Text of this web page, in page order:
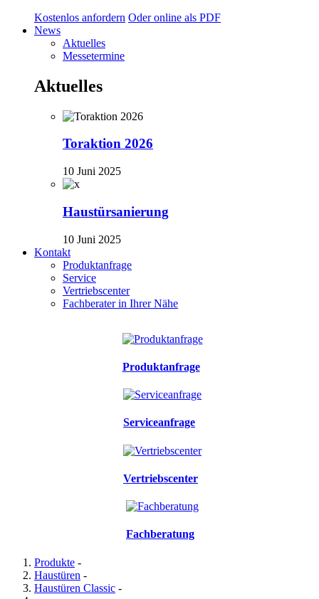
Kostenlos anfordern Oder online als PDF
News
Aktuelles
Messetermine
Aktuelles
Toraktion 2026
10 Juni 2025
Haustürsanierung
10 Juni 2025
Kontakt
Produktanfrage
Service
Vertriebscenter
Fachberater in Ihrer Nähe
Produktanfrage
Serviceanfrage
Vertriebscenter
Fachberatung
Produkte -
Haustüren -
Haustüren Classic -